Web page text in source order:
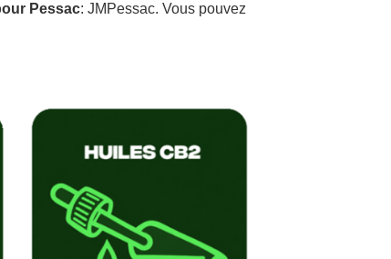
Pessac: JMPessac. Vous pouvez